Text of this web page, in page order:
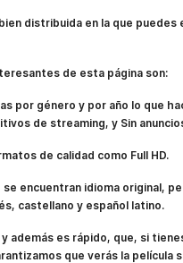
distribuida en la que puedes
de esta página son:
por género y por año lo que
de streaming, y Sin
de calidad como Full HD.
encuentran idioma original,
castellano y español latino.
además es rápido, que, si
que verás la película